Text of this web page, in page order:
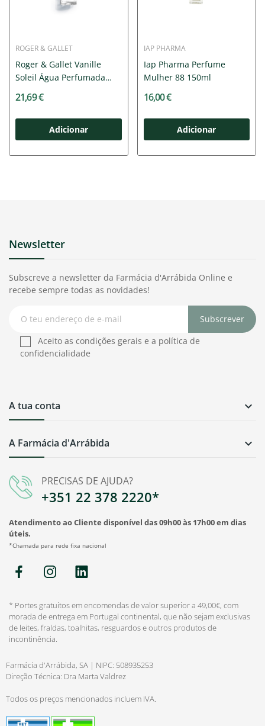
ROGER & GALLET
Roger & Gallet Vanille
Soleil Água Perfumada
21,69 €
Adicionar
IAP PHARMA
Iap Pharma Perfume
Mulher 88 150ml
16,00 €
Adicionar
PRECISAS DE AJUDA?
+351 22 378 2220*
Atendimento ao Cliente disponível das 09h00 às 17h00 em dias
úteis.
*Chamada para rede fixa nacional
A Farmácia d'Arrábida 
A tua conta 
Newsletter
Subscreve a newsletter da Farmácia d'Arrábida Online e
recebe sempre todas as novidades!
Subscrever
Aceito as condições gerais e a política de
confidencialidade
* Portes gratuitos em encomendas de valor superior a 49,00€, com
morada de entrega em Portugal continental, que não sejam exclusivas
de leites, fraldas, toalhitas, resguardos e outros produtos de
incontinência.
Farmácia d'Arrábida, SA | NIPC: 508935253
Direção Técnica: Dra Marta Valdrez
Todos os preços mencionados incluem IVA.